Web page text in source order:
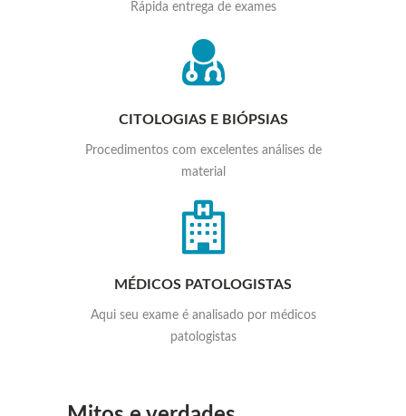
Rápida entrega de exames
CITOLOGIAS E BIÓPSIAS
Procedimentos com excelentes análises de
material
MÉDICOS PATOLOGISTAS
Aqui seu exame é analisado por médicos
patologistas